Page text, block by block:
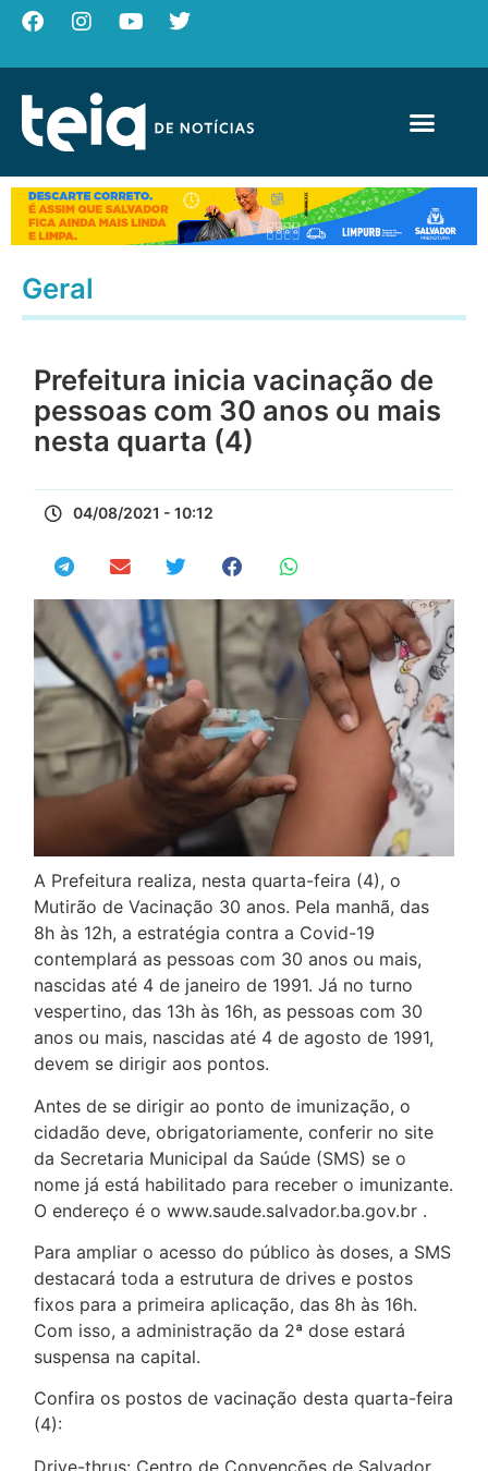
Geral
Prefeitura inicia vacinação de
pessoas com 30 anos ou mais
nesta quarta (4)
04/08/2021 - 10:12
A Prefeitura realiza, nesta quarta-feira (4), o
Mutirão de Vacinação 30 anos. Pela manhã, das
8h às 12h, a estratégia contra a Covid-19
contemplará as pessoas com 30 anos ou mais,
nascidas até 4 de janeiro de 1991. Já no turno
vespertino, das 13h às 16h, as pessoas com 30
anos ou mais, nascidas até 4 de agosto de 1991,
devem se dirigir aos pontos.
Antes de se dirigir ao ponto de imunização, o
cidadão deve, obrigatoriamente, conferir no site
da Secretaria Municipal da Saúde (SMS) se o
nome já está habilitado para receber o imunizante.
O endereço é o www.saude.salvador.ba.gov.br .
Para ampliar o acesso do público às doses, a SMS
destacará toda a estrutura de drives e postos
fixos para a primeira aplicação, das 8h às 16h.
Com isso, a administração da 2ª dose estará
suspensa na capital.
Confira os postos de vacinação desta quarta-feira
(4):
Drive-thrus: Centro de Convenções de Salvador